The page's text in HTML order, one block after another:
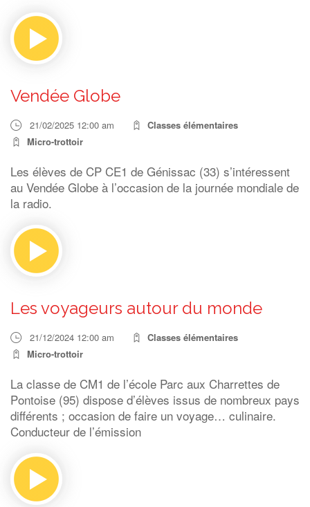
Vendée Globe
21/02/2025 12:00 am
Classes élémentaires
Micro-trottoir
Les élèves de CP CE1 de Génissac (33) s’intéressent
au Vendée Globe à l’occasion de la journée mondiale de
la radio.
Les voyageurs autour du monde
21/12/2024 12:00 am
Classes élémentaires
Micro-trottoir
La classe de CM1 de l’école Parc aux Charrettes de
Pontoise (95) dispose d’élèves issus de nombreux pays
différents ; occasion de faire un voyage… culinaire.
Conducteur de l’émission